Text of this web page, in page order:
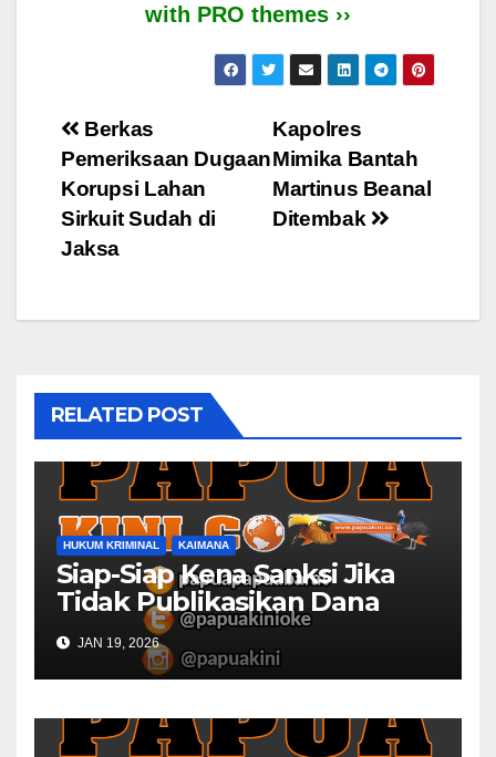
with PRO themes ››
Post
navigation
Kapolres
Mimika Bantah
Martinus Beanal
Ditembak
Berkas
Pemeriksaan Dugaan
Korupsi Lahan
Sirkuit Sudah di
Jaksa
RELATED POST
HUKUM KRIMINAL KAIMANA
Siap-Siap Kena Sanksi Jika
Tidak Publikasikan Dana
Desa
JAN 19, 2026